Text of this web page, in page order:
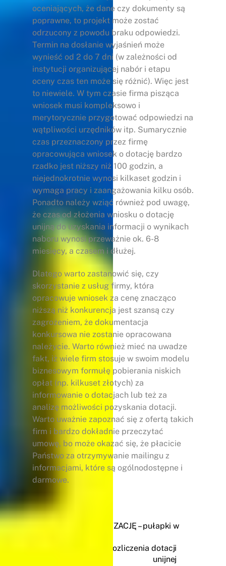
oceniających, że dane czy dokumenty są
poprawne, to projekt może zostać
odrzucony z powodu braku odpowiedzi.
Termin na dosłanie wyjaśnień może
wynieść od 2 do 7 dni (w zależności od
instytucji organizującej nabór i etapu
oceny czas ten może się różnić). Więc jest
to niewiele. W tym czasie firma pisząca
wniosek musi kompleksowo i
merytorycznie przygotować odpowiedzi na
wątpliwości urzędników itp. Sumarycznie
czas przeznaczony przez firmę
opracowująca wniosek o dotację bardzo
rzadko jest niższy niż 100 godzin, a
niejednokrotnie wynosi kilkaset godzin i
wymaga pracy i zaangażowania kilku osób.
Ponadto należy wziąć również pod uwagę,
że czas od złożenia wniosku o dotację
unijną do uzyskania informacji o wynikach
naboru wynosi przeważnie ok. 6-8
miesięcy, a czasem i dłużej.
Dlatego warto zastanowić się, czy
skorzystanie z usług firmy, która
opracowuje wniosek za cenę znacząco
niższą niż konkurencja jest szansą czy
zagrożeniem, że dokumentacja
konkursowa nie zostanie opracowana
należycie. Warto również mieć na uwadze
fakt, iż wiele firm stosuje w swoim modelu
biznesowym formułę pobierania niskich
opłat (np. kilkuset złotych) za
informowanie o dotacjach lub też za
analizę możliwości pozyskania dotacji.
Warto uważnie zapoznać się z ofertą takich
firm i bardzo dokładnie przeczytać
umowę, bo może okazać się, że płacicie
Państwo za otrzymywanie mailingu z
informacjami, które są ogólnodostępne i
darmowe.
BONY NA CYFRYZACJĘ – pułapki w
Jak wybrać firmę do rozliczenia dotacji
unijnej